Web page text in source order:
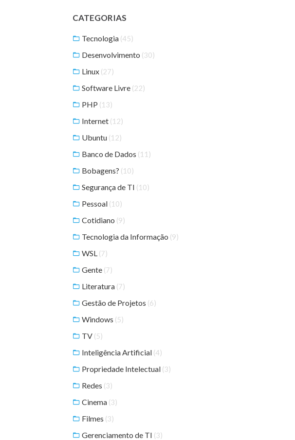
CATEGORIAS
Tecnologia (45)
Desenvolvimento (30)
Linux (27)
Software Livre (22)
PHP (13)
Internet (12)
Ubuntu (12)
Banco de Dados (11)
Bobagens? (10)
Segurança de TI (10)
Pessoal (10)
Cotidiano (9)
Tecnologia da Informação (9)
WSL (7)
Gente (7)
Literatura (7)
Gestão de Projetos (6)
Windows (5)
TV (5)
Inteligência Artificial (4)
Propriedade Intelectual (3)
Redes (3)
Cinema (3)
Filmes (3)
Gerenciamento de TI (3)